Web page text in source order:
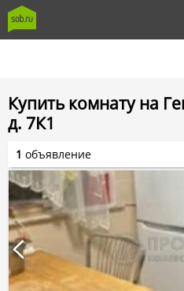
Купить комнату на
д. 7К1
1 объявление